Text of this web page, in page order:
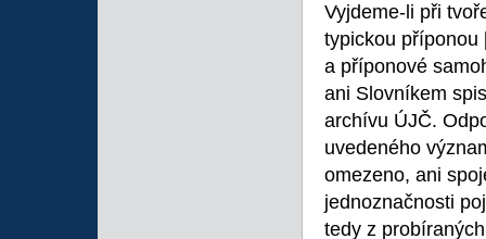
Vyjdeme-li při
typickou příponou
a příponové
ani Slovníkem
archívu ÚJČ.
uvedeného
omezeno, ani
jednoznačnosti
tedy z